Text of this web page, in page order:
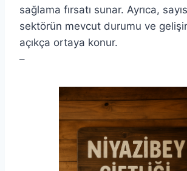
sağlama fırsatı sunar. Ayrıca,
sektörün mevcut durumu ve
açıkça ortaya konur.
–